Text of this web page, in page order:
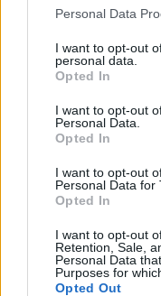
Personal Data
I want to opt-out
personal data.
Opted In
I want to opt-out
Personal Data.
Opted In
I want to opt-out
Personal Data for
Opted In
I want to opt-out
Retention, Sale,
Personal Data
Purposes for
Opted Out
συμπεριφορά
(Γιάννης
γιος της
Δελής Μόφορης
Κωνσταντόπουλος)
Γερακίνας
Γερακάρη. Ένας